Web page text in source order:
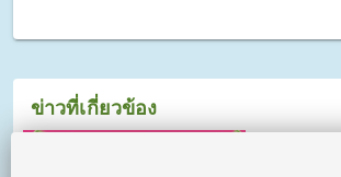
ข่าวที่เกี่ยวข้อง